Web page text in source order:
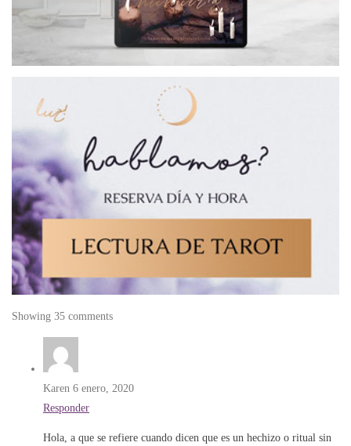
Showing 35 comments
Karen 6 enero, 2020
Responder
Hola, a que se refiere cuando dicen que es un hechizo o ritual sin